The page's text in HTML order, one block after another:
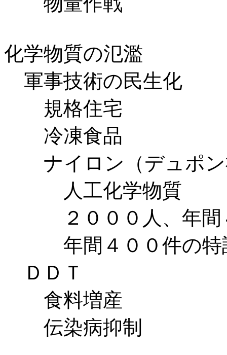
化学物質の氾濫
軍事技術の民生化
規格住宅
冷凍食品
ナイロン（デュポン
人工化学物質
２０００人、年間
年間４００件の特
ＤＤＴ
食料増産
伝染病抑制